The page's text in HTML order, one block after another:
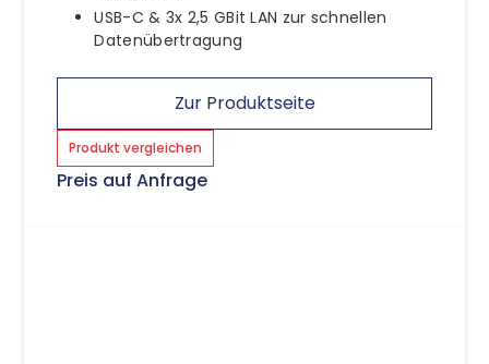
USB-C & 3x 2,5 GBit LAN zur schnellen
Datenübertragung
Zur Produktseite
Produkt vergleichen
Preis auf Anfrage